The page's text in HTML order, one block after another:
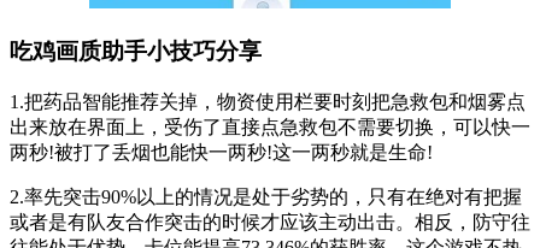
吃鸡画质助手小技巧分享
1.把药品智能推荐关掉，物资使用栏要时刻把急救包和烟雾点
出来放在界面上，受伤了直接点急救包不需要切换，可以快一
两秒!被打了丢烟也能快一两秒!这一两秒就是生命!
2.率先突击90%以上的情况是处于劣势的，只有在绝对有把握
或者是有队友合作突击的时候才应该主动出击。相反，防守往